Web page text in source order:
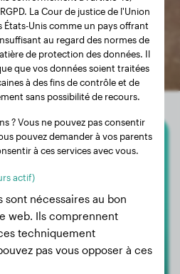
Corso
La Cour de justice de l'Union
États-Unis comme un pays offrant
au regard des normes de
de protection des données. Il
que vos données soient traitées
à des fins de contrôle et de
sans possibilité de recours.
? Vous ne pouvez pas consentir
pouvez demander à vos parents
à ces services avec vous.
actif)
sont nécessaires au bon
web. Ils comprennent
techniquement
pas vous opposer à ces